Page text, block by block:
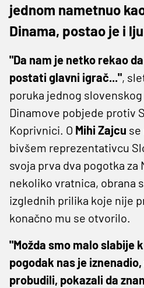
jednom nametnuo
Dinama, postao je i
"Da nam je netko rekao
postati glavni igrač...",
poruka jednog
Dinamove pobjede protiv
Koprivnici. O Mihi Zajcu se
bivšem reprezentativcu
svoja prva dva pogotka za
nekoliko vratnica, obrana
izglednih prilika koje nije
konačno mu se otvorilo.
"Možda smo malo slabije
pogodak nas je
probudili, pokazali da